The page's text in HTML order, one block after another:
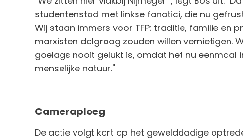
studentenstad met linkse fanatici, die nu
Wij staan immers voor TFP: traditie, familie en
marxisten dolgraag zouden willen vernietigen.
goelags nooit gelukt is, omdat het nu eenmaal
menselijke natuur."
Cameraploeg
De actie volgt kort op het gewelddadige